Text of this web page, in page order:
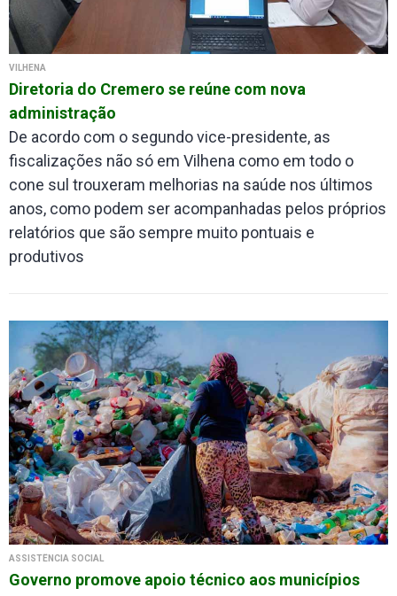
VILHENA
Diretoria do Cremero se reúne com nova
administração
De acordo com o segundo vice-presidente, as
fiscalizações não só em Vilhena como em todo o
cone sul trouxeram melhorias na saúde nos últimos
anos, como podem ser acompanhadas pelos próprios
relatórios que são sempre muito pontuais e
produtivos
ASSISTÊNCIA SOCIAL
Governo promove apoio técnico aos municípios